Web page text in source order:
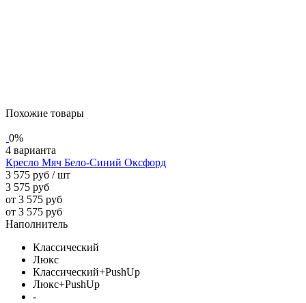
Похожие товары
0%
4 варианта
Кресло Мяч Бело-Синий Оксфорд
3 575 руб / шт
3 575 руб
от 3 575 руб
от 3 575 руб
Наполнитель
Классический
Люкс
Классический+PushUp
Люкс+PushUp
-